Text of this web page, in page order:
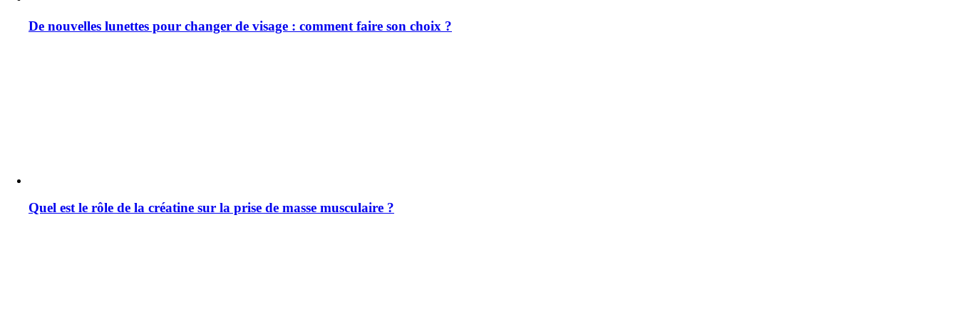
De nouvelles lunettes pour changer de visage : comment faire son choix ?
Quel est le rôle de la créatine sur la prise de masse musculaire ?